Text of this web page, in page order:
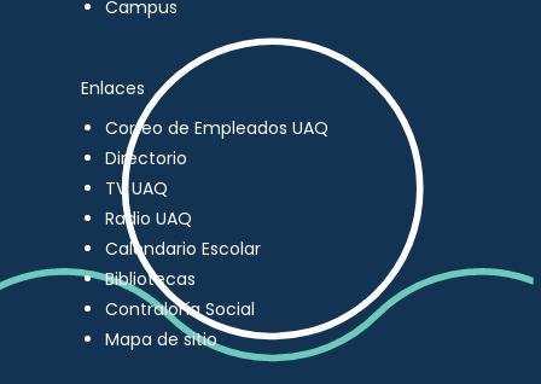
Campus
Enlaces
Correo de Empleados UAQ
Directorio
TV UAQ
Radio UAQ
Calendario Escolar
Bibliotecas
Contraloría Social
Mapa de sitio